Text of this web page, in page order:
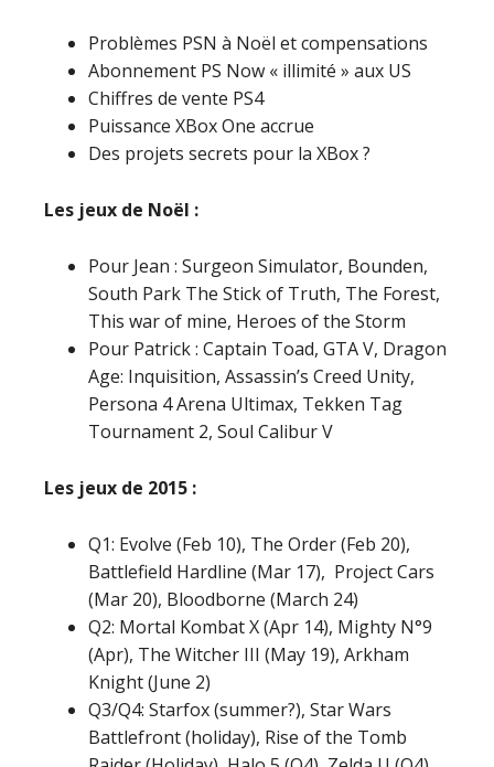
Problèmes PSN à Noël et compensations
Abonnement PS Now « illimité » aux US
Chiffres de vente PS4
Puissance XBox One accrue
Des projets secrets pour la XBox ?
Les jeux de Noël :
Pour Jean : Surgeon Simulator, Bounden,
South Park The Stick of Truth, The Forest,
This war of mine, Heroes of the Storm
Pour Patrick : Captain Toad, GTA V, Dragon
Age: Inquisition, Assassin’s Creed Unity,
Persona 4 Arena Ultimax, Tekken Tag
Tournament 2, Soul Calibur V
Les jeux de 2015 :
Q1: Evolve (Feb 10), The Order (Feb 20),
Battlefield Hardline (Mar 17), Project Cars
(Mar 20), Bloodborne (March 24)
Q2: Mortal Kombat X (Apr 14), Mighty N°9
(Apr), The Witcher III (May 19), Arkham
Knight (June 2)
Q3/Q4: Starfox (summer?), Star Wars
Battlefront (holiday), Rise of the Tomb